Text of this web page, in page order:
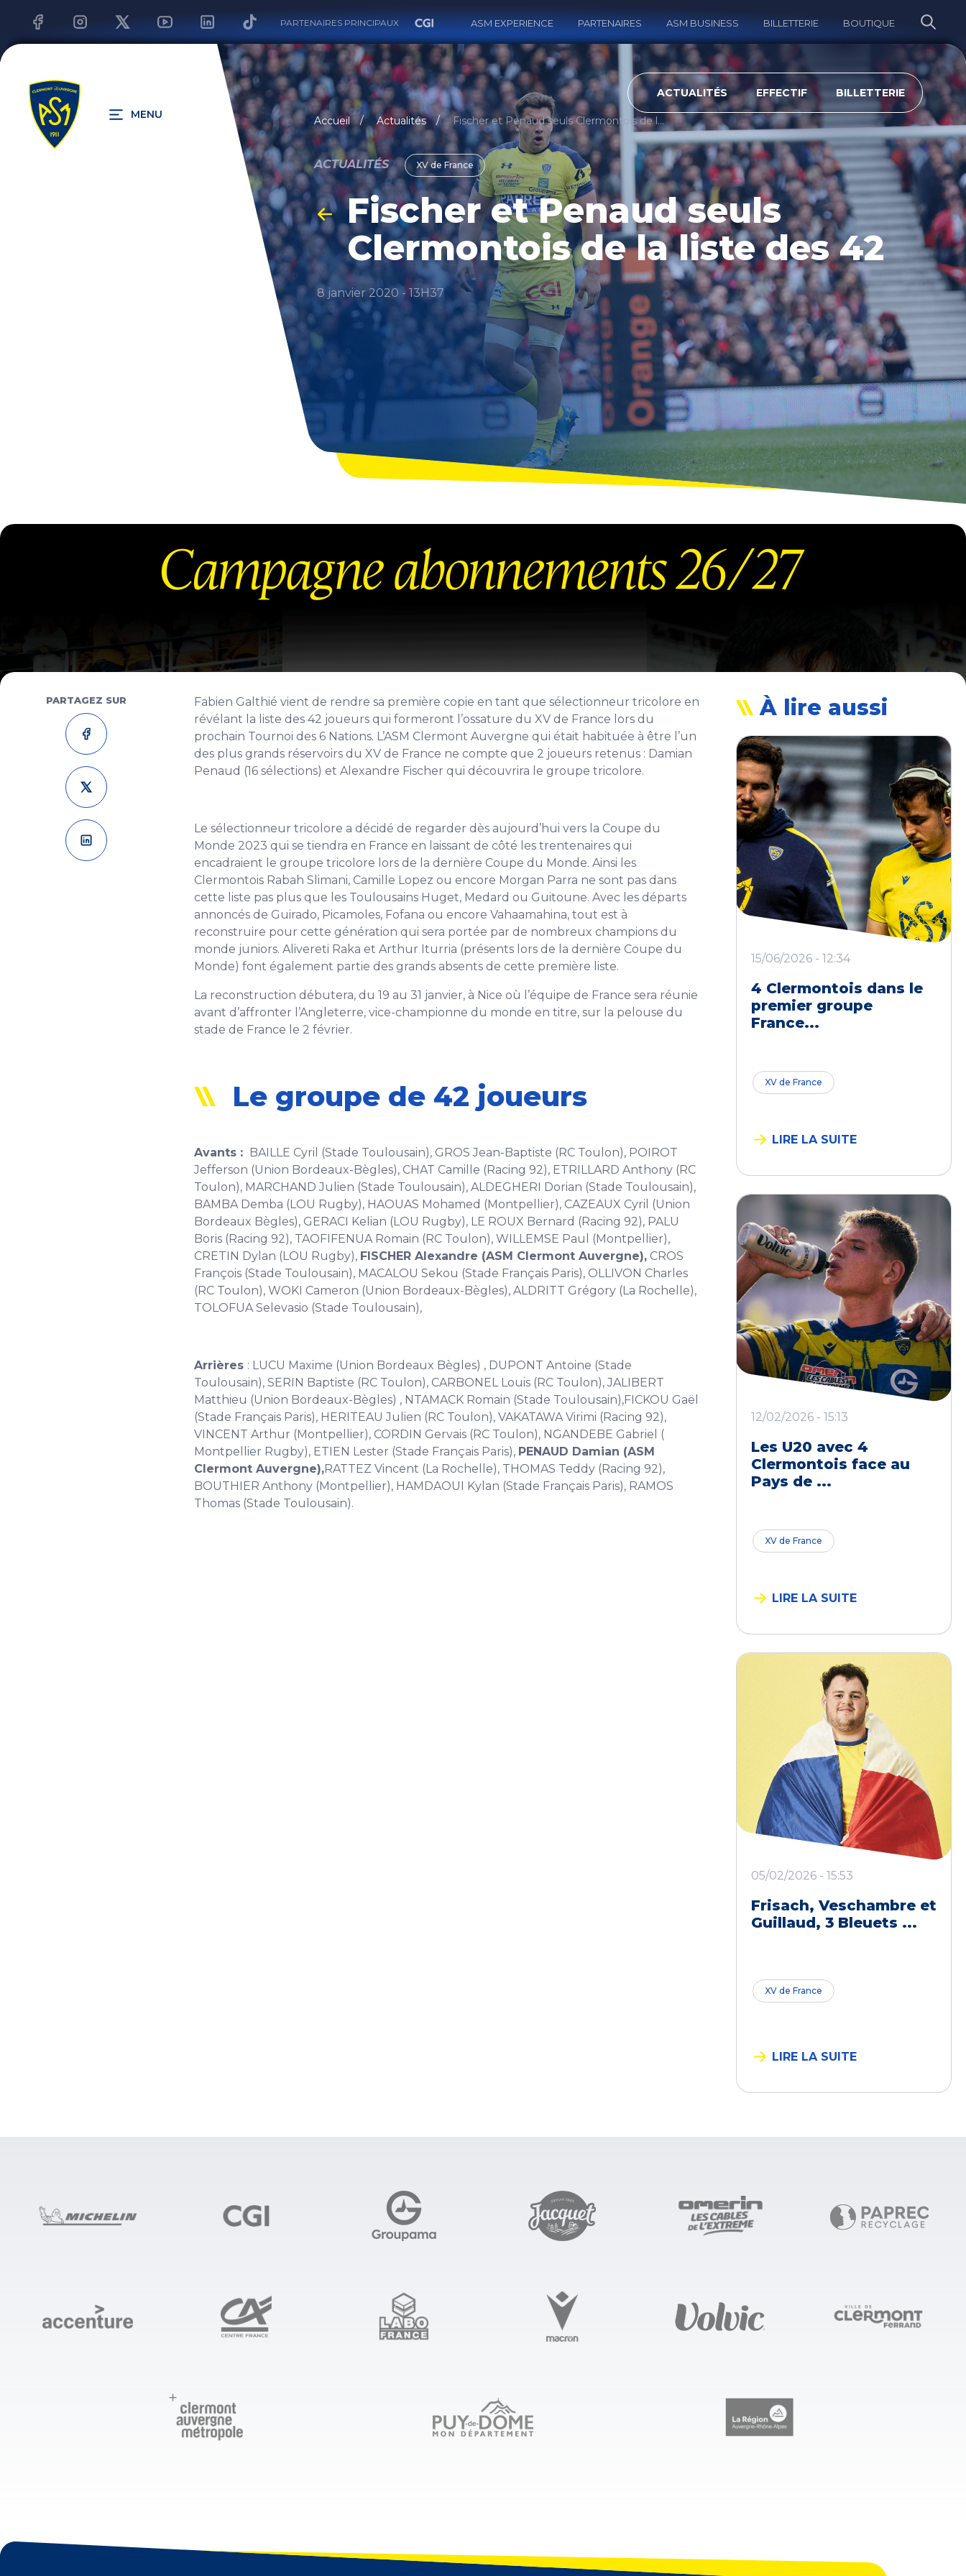
PARTENAIRES PRINCIPAUX ASM EXPERIENCE PARTENAIRES ASM BUSINESS BILLETTERIE BOUTIQUE
RECHERCHER
MENU
ACTUALITÉS EFFECTIF BILLETTERIE
Accueil Actualités Fischer et Penaud seuls Clermontois de la liste des 42
ACTUALITÉS XV de France
Fischer et Penaud seuls
Clermontois de la liste des 42
8 janvier 2020 - 13H37
PARTAGEZ SUR
Fabien Galthié vient de rendre sa première copie en tant que sélectionneur tricolore en
révélant la liste des 42 joueurs qui formeront l’ossature du XV de France lors du
prochain Tournoi des 6 Nations. L’ASM Clermont Auvergne qui était habituée à être l’un
des plus grands réservoirs du XV de France ne compte que 2 joueurs retenus : Damian
Penaud (16 sélections) et Alexandre Fischer qui découvrira le groupe tricolore.
Le sélectionneur tricolore a décidé de regarder dès aujourd’hui vers la Coupe du
Monde 2023 qui se tiendra en France en laissant de côté les trentenaires qui
encadraient le groupe tricolore lors de la dernière Coupe du Monde. Ainsi les
Clermontois Rabah Slimani, Camille Lopez ou encore Morgan Parra ne sont pas dans
cette liste pas plus que les Toulousains Huget, Medard ou Guitoune. Avec les départs
annoncés de Guirado, Picamoles, Fofana ou encore Vahaamahina, tout est à
reconstruire pour cette génération qui sera portée par de nombreux champions du
monde juniors. Alivereti Raka et Arthur Iturria (présents lors de la dernière Coupe du
Monde) font également partie des grands absents de cette première liste.
La reconstruction débutera, du 19 au 31 janvier, à Nice où l’équipe de France sera réunie
avant d’affronter l’Angleterre, vice-championne du monde en titre, sur la pelouse du
stade de France le 2 février.
Le groupe de 42 joueurs
Avants : BAILLE Cyril (Stade Toulousain), GROS Jean-Baptiste (RC Toulon), POIROT
Jefferson (Union Bordeaux-Bègles), CHAT Camille (Racing 92), ETRILLARD Anthony (RC
Toulon), MARCHAND Julien (Stade Toulousain), ALDEGHERI Dorian (Stade Toulousain),
BAMBA Demba (LOU Rugby), HAOUAS Mohamed (Montpellier), CAZEAUX Cyril (Union
Bordeaux Bègles), GERACI Kelian (LOU Rugby), LE ROUX Bernard (Racing 92), PALU
Boris (Racing 92), TAOFIFENUA Romain (RC Toulon), WILLEMSE Paul (Montpellier),
CRETIN Dylan (LOU Rugby), FISCHER Alexandre (ASM Clermont Auvergne), CROS
François (Stade Toulousain), MACALOU Sekou (Stade Français Paris), OLLIVON Charles
(RC Toulon), WOKI Cameron (Union Bordeaux-Bègles), ALDRITT Grégory (La Rochelle),
TOLOFUA Selevasio (Stade Toulousain),
Arrières : LUCU Maxime (Union Bordeaux Bègles) , DUPONT Antoine (Stade
Toulousain), SERIN Baptiste (RC Toulon), CARBONEL Louis (RC Toulon), JALIBERT
Matthieu (Union Bordeaux-Bègles) , NTAMACK Romain (Stade Toulousain),FICKOU Gaël
(Stade Français Paris), HERITEAU Julien (RC Toulon), VAKATAWA Virimi (Racing 92),
VINCENT Arthur (Montpellier), CORDIN Gervais (RC Toulon), NGANDEBE Gabriel (
Montpellier Rugby), ETIEN Lester (Stade Français Paris), PENAUD Damian (ASM
Clermont Auvergne),RATTEZ Vincent (La Rochelle), THOMAS Teddy (Racing 92),
BOUTHIER Anthony (Montpellier), HAMDAOUI Kylan (Stade Français Paris), RAMOS
Thomas (Stade Toulousain).
À lire aussi
15/06/2026 - 12:34
4 Clermontois dans le
premier groupe
France...
XV de France
LIRE LA SUITE
12/02/2026 - 15:13
Les U20 avec 4
Clermontois face au
Pays de ...
XV de France
LIRE LA SUITE
05/02/2026 - 15:53
Frisach, Veschambre et
Guillaud, 3 Bleuets ...
XV de France
LIRE LA SUITE